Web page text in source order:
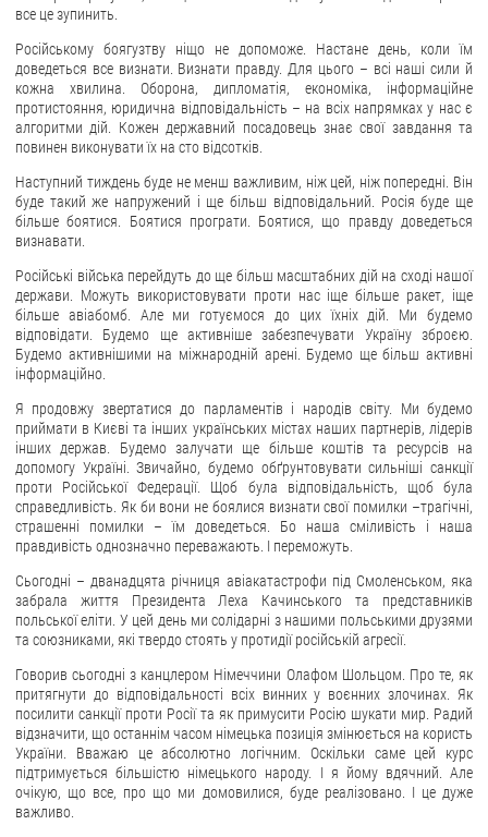
все це зупинить.
Російському боягузтву ніщо не допоможе. Настане день, коли їм
доведеться все визнати. Визнати правду. Для цього – всі наші сили й
кожна хвилина. Оборона, дипломатія, економіка, інформаційне
протистояння, юридична відповідальність – на всіх напрямках у нас є
алгоритми дій. Кожен державний посадовець знає свої завдання та
повинен виконувати їх на сто відсотків.
Наступний тиждень буде не менш важливим, ніж цей, ніж попередні. Він
буде такий же напружений і ще більш відповідальний. Росія буде ще
більше боятися. Боятися програти. Боятися, що правду доведеться
визнавати.
Російські війська перейдуть до ще більш масштабних дій на сході нашої
держави. Можуть використовувати проти нас іще більше ракет, іще
більше авіабомб. Але ми готуємося до цих їхніх дій. Ми будемо
відповідати. Будемо ще активніше забезпечувати Україну зброєю.
Будемо активнішими на міжнародній арені. Будемо ще більш активні
інформаційно.
Я продовжу звертатися до парламентів і народів світу. Ми будемо
приймати в Києві та інших українських містах наших партнерів, лідерів
інших держав. Будемо залучати ще більше коштів та ресурсів на
допомогу Україні. Звичайно, будемо обґрунтовувати сильніші санкції
проти Російської Федерації. Щоб була відповідальність, щоб була
справедливість. Як би вони не боялися визнати свої помилки –трагічні,
страшенні помилки – їм доведеться. Бо наша сміливість і наша
правдивість однозначно переважають. І переможуть.
Сьогодні – дванадцята річниця авіакатастрофи під Смоленськом, яка
забрала життя Президента Леха Качинського та представників
польської еліти. У цей день ми солідарні з нашими польськими друзями
та союзниками, які твердо стоять у протидії російській агресії.
Говорив сьогодні з канцлером Німеччини Олафом Шольцом. Про те, як
притягнути до відповідальності всіх винних у воєнних злочинах. Як
посилити санкції проти Росії та як примусити Росію шукати мир. Радий
відзначити, що останнім часом німецька позиція змінюється на користь
України. Вважаю це абсолютно логічним. Оскільки саме цей курс
підтримується більшістю німецького народу. І я йому вдячний. Але
очікую, що все, про що ми домовилися, буде реалізовано. І це дуже
важливо.